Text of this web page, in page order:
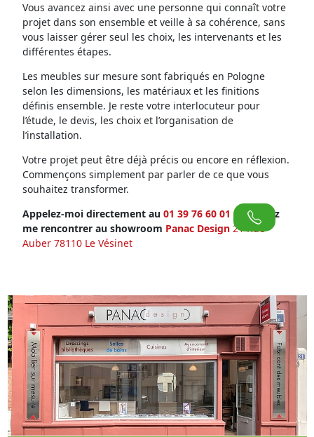
Vous avancez ainsi avec une personne qui connaît votre
projet dans son ensemble et veille à sa cohérence, sans
vous laisser gérer seul les choix, les intervenants et les
différentes étapes.
Les meubles sur mesure sont fabriqués en Pologne
selon les dimensions, les matériaux et les finitions
définis ensemble. Je reste votre interlocuteur pour
l’étude, le devis, les choix et l’organisation de
l’installation.
Votre projet peut être déjà précis ou encore en réflexion.
Commençons simplement par parler de ce que vous
souhaitez transformer.
Appelez-moi directement au 01 39 76 60 01 ou venez
me rencontrer au showroom Panac Design 21 Rue
Auber 78110 Le Vésinet